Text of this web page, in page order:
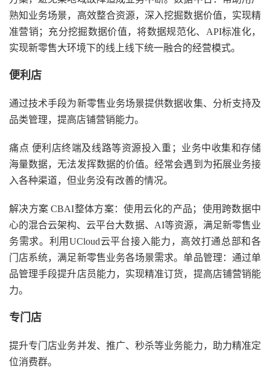
熟知业务场景，高效整合资源，深入挖掘数据价值，实现精
准营销；充分挖掘数据价值，将数据规范化、API标准化，
实现新零售大环境下的线上线下统一融合的经营模式。
便利店
通过技术手段为新零售业务场景提供数据收集、分析支持及
品类管理，提高店铺营销能力。
痛点 便利店终端及线路等资源投入重；业务中收集和存储
海量数据，无法发挥数据的价值。经常会遇到为拓展业务接
入各种渠道，但业务没有改善的情况。
解决方案 CBAI整体方案：使用云化的产品；使用跨数据中
心的混合云架构、云平台大数据、AI等资源，满足新零售业
务需求。利用UCloud云平台接入能力，高效打通总部和各
门店系统，满足新零售业务各场景需求。单品管理：通过单
品管理手段提升店员能力，实现精准订货，提高店铺营销能
力。
专门店
提升专门店业务并发、推广、秒杀等业务能力，助力精准定
位消费群。